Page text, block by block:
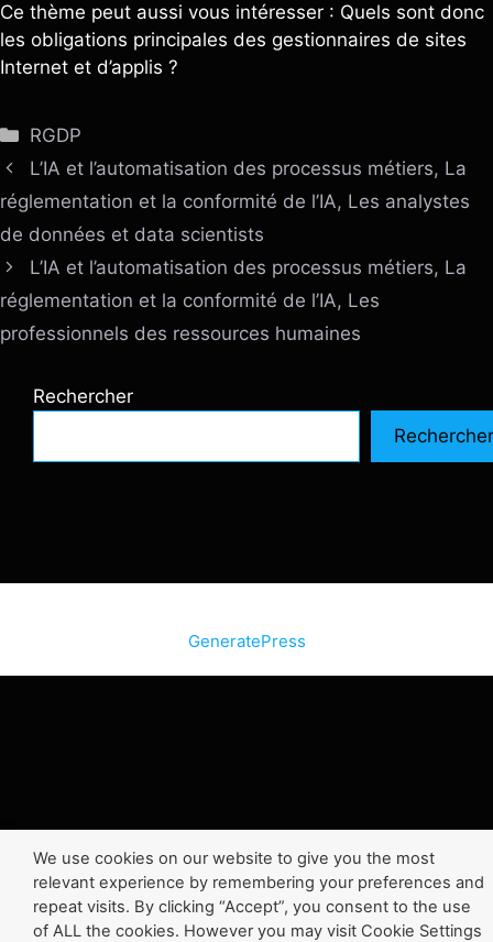
Ce thème peut aussi vous intéresser : Quels sont donc
les obligations principales des gestionnaires de sites
Internet et d’applis ?
Catégories
RGDP
L’IA et l’automatisation des processus métiers, La
réglementation et la conformité de l’IA, Les analystes
de données et data scientists
L’IA et l’automatisation des processus métiers, La
réglementation et la conformité de l’IA, Les
professionnels des ressources humaines
Rechercher
Rechercher
GeneratePress
We use cookies on our website to give you the most
relevant experience by remembering your preferences and
repeat visits. By clicking “Accept”, you consent to the use
of ALL the cookies. However you may visit Cookie Settings